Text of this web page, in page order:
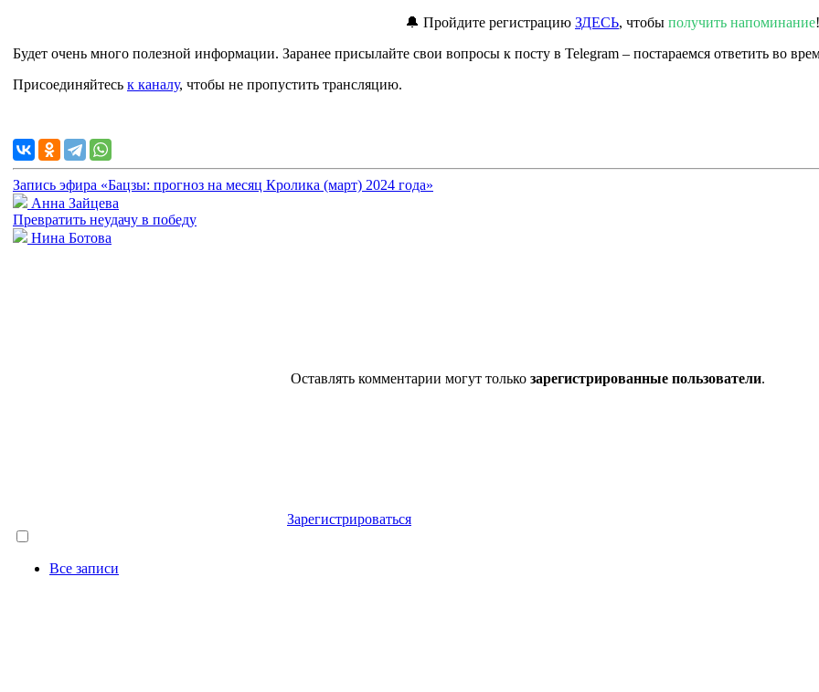
🔔 Пройдите регистрацию ЗДЕСЬ, чтобы получить напоминание!
Будет очень много полезной информации. Заранее присылайте свои вопросы к посту в Telegram – постараемся ответить во
Присоединяйтесь к каналу, чтобы не пропустить трансляцию.
Запись эфира «Бацзы: прогноз на месяц Кролика (март) 2024 года»
Анна Зайцева
Превратить неудачу в победу
Нина Ботова
Оставлять комментарии могут только зарегистрированные пользователи.
Зарегистрироваться
Все записи